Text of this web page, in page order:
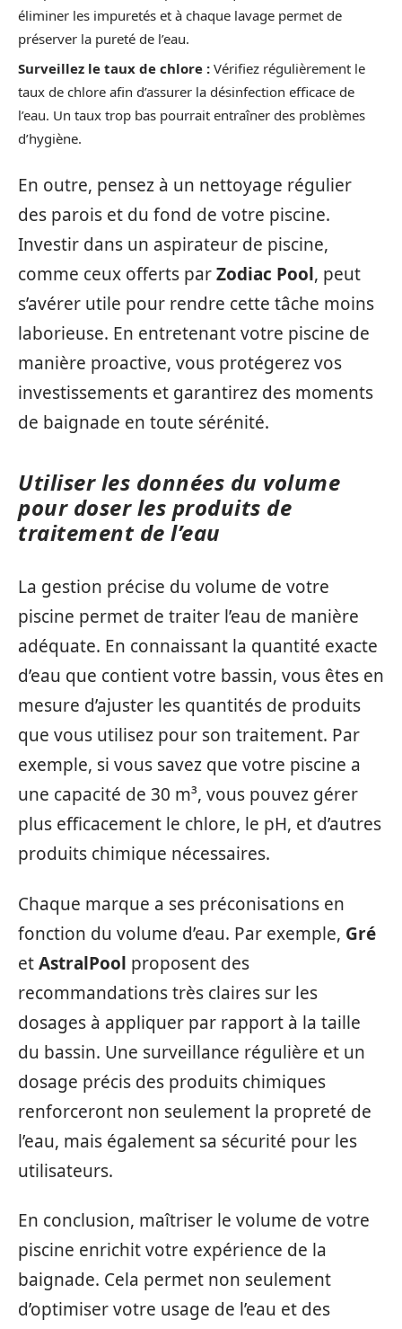
éliminer les impuretés et à chaque lavage permet de
préserver la pureté de l’eau.
Surveillez le taux de chlore : Vérifiez régulièrement le
taux de chlore afin d’assurer la désinfection efficace de
l’eau. Un taux trop bas pourrait entraîner des problèmes
d’hygiène.
En outre, pensez à un nettoyage régulier
des parois et du fond de votre piscine.
Investir dans un aspirateur de piscine,
comme ceux offerts parZodiac Pool, peut
s’avérer utile pour rendre cette tâche moins
laborieuse. En entretenant votre piscine de
manière proactive, vous protégerez vos
investissements et garantirez des moments
de baignade en toute sérénité.
Utiliser les données du volume
pour doser les produits de
traitement de l’eau
La gestion précise du volume de votre
piscine permet de traiter l’eau de manière
adéquate. En connaissant la quantité exacte
d’eau que contient votre bassin, vous êtes en
mesure d’ajuster les quantités de produits
que vous utilisez pour son traitement. Par
exemple, si vous savez que votre piscine a
une capacité de 30 m³, vous pouvez gérer
plus efficacement le chlore, le pH, et d’autres
produits chimique nécessaires.
Chaque marque a ses préconisations en
fonction du volume d’eau. Par exemple, Gré
etAstralPool proposent des
recommandations très claires sur les
dosages à appliquer par rapport à la taille
du bassin. Une surveillance régulière et un
dosage précis des produits chimiques
renforceront non seulement la propreté de
l’eau, mais également sa sécurité pour les
utilisateurs.
En conclusion, maîtriser le volume de votre
piscine enrichit votre expérience de la
baignade. Cela permet non seulement
d’optimiser votre usage de l’eau et des